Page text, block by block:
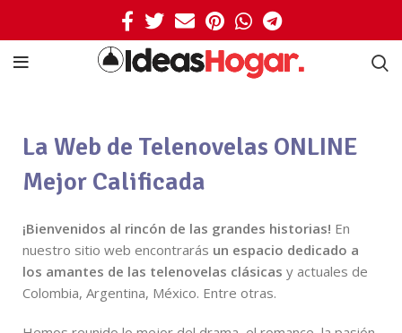
La Web de Telenovelas ONLINE
Mejor Calificada
¡Bienvenidos al rincón de las grandes historias! En
nuestro sitio web encontrarás un espacio dedicado a
los amantes de las telenovelas clásicas y actuales de
Colombia, Argentina, México. Entre otras.